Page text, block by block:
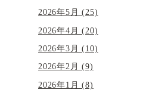
2026年5月 (25)
2026年4月 (20)
2026年3月 (10)
2026年2月 (9)
2026年1月 (8)